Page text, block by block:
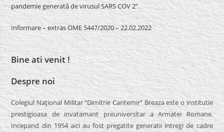
pandemie generată de virusul SARS COV 2”
Informare – extras OME 5447/2020 – 22.02.2022
Bine ati venit !
Despre noi
Colegiul Naţional Militar “Dimitrie Cantemir” Breaza este o institutie
prestigioasa de invatamant preuniversitar a Armatei Romane.
Incepand din 1954 aici au fost pregatite generatii intregi de cadre